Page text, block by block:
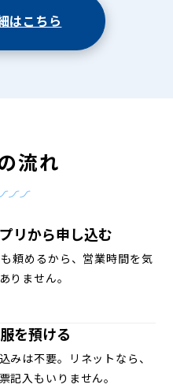
はこちら
流れ
リから申し込む
頼めるから、営業時間を気
りません。
を預ける
みは不要。リネットなら、
記入もいりません。